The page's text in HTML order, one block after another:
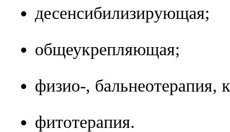
десенсибилизирующая;
общеукрепляющая;
физио-, бальнеотерапия,
фитотерапия.